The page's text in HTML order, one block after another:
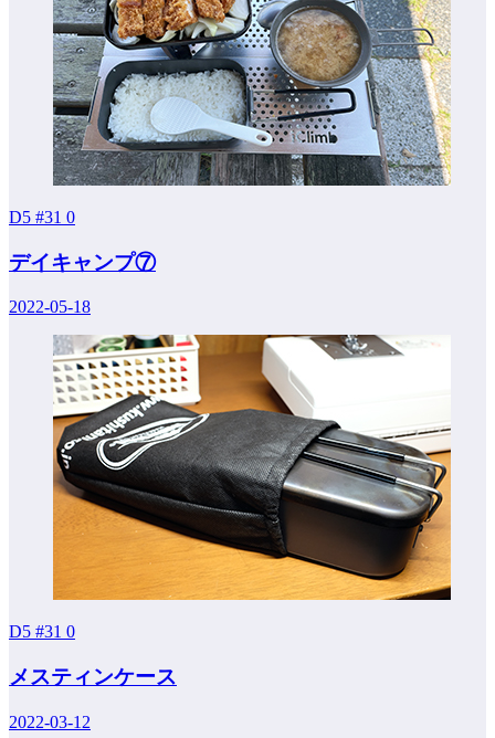
D5 #31 0
デイキャンプ⑦
2022-05-18
D5 #31 0
メスティンケース
2022-03-12